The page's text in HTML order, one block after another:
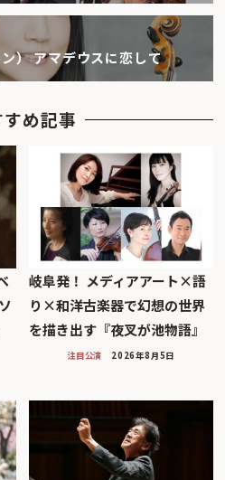
） アマデウスに恋して
すめ記事
岐阜発！ メディアアート×語
り×和洋古楽器で幻想の世界
を描き出す『夜叉が池物語』
注目公演 2026年8月5日